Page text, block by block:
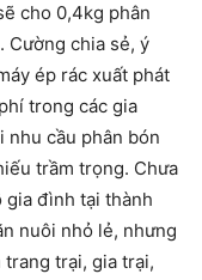
cho 0,4kg phân
Cường chia sẻ, ý
ép rác xuất phát
trong các gia
cầu phân bón
trầm trọng. Chưa
gia đình tại thành
nuôi nhỏ lẻ, nhưng
trại, gia trại,